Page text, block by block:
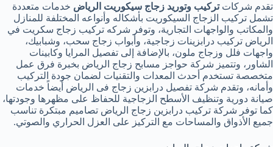
تقدم شركاتتركيب وتوريد زجاج سيكوريت الرياض خدمات متعددة
تشمل تركيب الزجاج السيكوريت بأشكاله وأنواعه المختلفة للمنازل
والمكاتب والواجهات التجارية، وتوفر شركه تركيب زجاج سكريت في
الرياض تركيب درابزينات زجاجية، وأبواب زجاج سحب، وشبابيك،
واجهات فلل وزجاج ملون، بالإضافة إلى تفصيل المرايا وكابينات
الشاور، وتتميز شركة حواجز مسابح زجاج الرياض بخبرة فرق عمل
متخصصة تستخدم أحدث المعدات والتقنيات لضمان جودة التركيب
وأمانه، وتقدم شركة تفصيل درابزين زجاج فى الرياض أيضاً خدمات
صيانة دورية وتنظيف الأسطح الزجاجية للحفاظ على مظهرها وجودتها،
كما توفر شركة تركيب درابزين زجاج الرياض تصاميم مبتكرة تناسب
جميع الأذواق والمساحات مع التركيز على العزل الحراري والصوتي.